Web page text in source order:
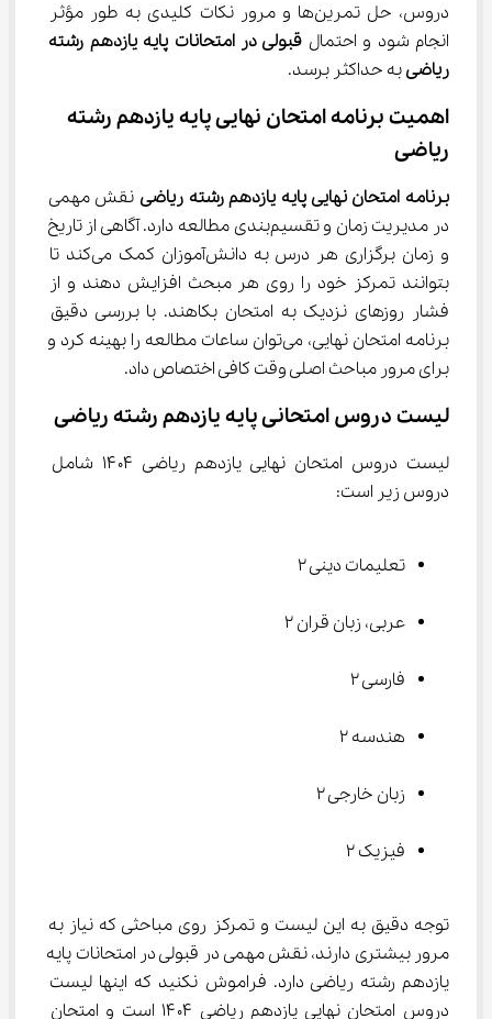
دروس، حل تمرین‌ها و مرور نکات کلیدی به طور مؤثر
انجام شود و احتمال قبولی در امتحانات پایه یازدهم رشته
ریاضی به حداکثر برسد.
اهمیت برنامه امتحان نهایی پایه یازدهم رشته
ریاضی
برنامه امتحان نهایی پایه یازدهم رشته ریاضی نقش مهمی
در مدیریت زمان و تقسیم‌بندی مطالعه دارد. آگاهی از تاریخ
و زمان برگزاری هر درس به دانش‌آموزان کمک می‌کند تا
بتوانند تمرکز خود را روی هر مبحث افزایش دهند و از
فشار روزهای نزدیک به امتحان بکاهند. با بررسی دقیق
برنامه امتحان نهایی، می‌توان ساعات مطالعه را بهینه کرد و
برای مرور مباحث اصلی وقت کافی اختصاص داد.
لیست دروس امتحانی پایه یازدهم رشته ریاضی
لیست دروس امتحان نهایی یازدهم ریاضی ۱۴۰۴ شامل
دروس زیر است:
تعلیمات دینی ۲
عربی، زبان قران ۲
فارسی ۲
هندسه ۲
زبان خارجی ۲
فیزیک ۲
توجه دقیق به این لیست و تمرکز روی مباحثی که نیاز به
مرور بیشتری دارند، نقش مهمی در قبولی در امتحانات پایه
یازدهم رشته ریاضی دارد. فراموش نکنید که اینها لیست
دروس امتحان نهایی یازدهم ریاضی ۱۴۰۴ است و امتحان